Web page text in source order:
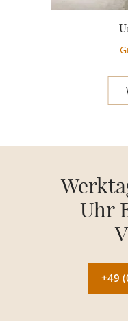
Uhr
+49